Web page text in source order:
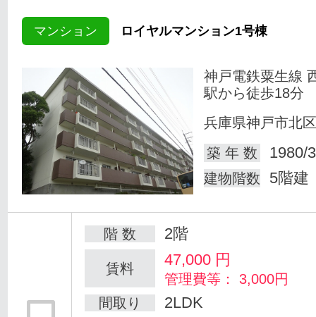
マンション ロイヤルマンション1号棟
神戸電鉄粟生線
駅から徒歩18分
兵庫県神戸市北
築 年 数
1980/
建物階数 5階建
階 数 2階
賃料 47,000 円
管理費等： 3,000円
間取り
2LDK